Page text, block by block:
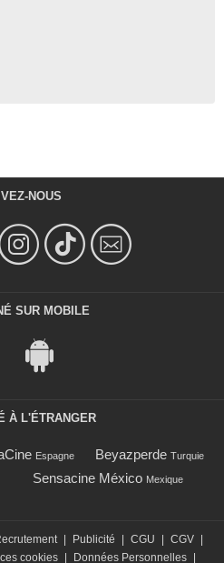
NOUS
SUR MOBILE
À L'ÉTRANGER
Espagne Beyazperde Turquie
Sensacine México Mexique
Publicité CGU CGV
cookies Données Personnelles